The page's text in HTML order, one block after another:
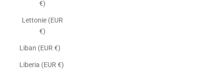
€)
Lettonie (EUR
€)
Liban (EUR €)
Liberia (EUR €)